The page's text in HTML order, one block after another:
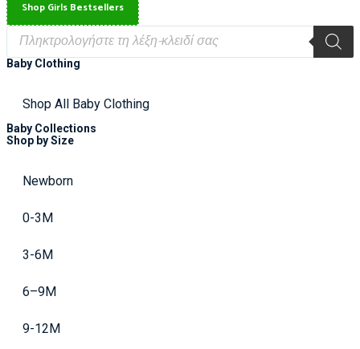
Shop Girls Bestsellers
Baby Clothing
Shop All Baby Clothing
Baby Collections
Shop by Size
Newborn
0-3M
3-6M
6–9M
9-12M